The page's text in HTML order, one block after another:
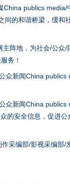
publics
的和谐桥梁，缓和
阵地，为社会/公众
务！
众新闻China
众新闻China
的安全信息，促进
采编部/影视采编部/
施